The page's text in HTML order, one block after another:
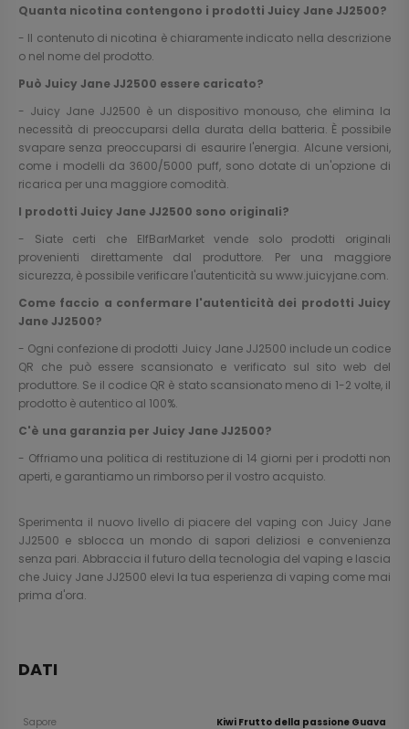
Quanta nicotina contengono i prodotti Juicy Jane JJ2500?
- Il contenuto di nicotina è chiaramente indicato nella descrizione
o nel nome del prodotto.
Può Juicy Jane JJ2500 essere caricato?
- Juicy Jane JJ2500 è un dispositivo monouso, che elimina la
necessità di preoccuparsi della durata della batteria. È possibile
svapare senza preoccuparsi di esaurire l'energia. Alcune versioni,
come i modelli da 3600/5000 puff, sono dotate di un'opzione di
ricarica per una maggiore comodità.
I prodotti Juicy Jane JJ2500 sono originali?
- Siate certi che ElfBarMarket vende solo prodotti originali
provenienti direttamente dal produttore. Per una maggiore
sicurezza, è possibile verificare l'autenticità su www.juicyjane.com.
Come faccio a confermare l'autenticità dei prodotti Juicy
Jane JJ2500?
- Ogni confezione di prodotti Juicy Jane JJ2500 include un codice
QR che può essere scansionato e verificato sul sito web del
produttore. Se il codice QR è stato scansionato meno di 1-2 volte, il
prodotto è autentico al 100%.
C'è una garanzia per Juicy Jane JJ2500?
- Offriamo una politica di restituzione di 14 giorni per i prodotti non
aperti, e garantiamo un rimborso per il vostro acquisto.
Sperimenta il nuovo livello di piacere del vaping con Juicy Jane
JJ2500 e sblocca un mondo di sapori deliziosi e convenienza
senza pari. Abbraccia il futuro della tecnologia del vaping e lascia
che Juicy Jane JJ2500 elevi la tua esperienza di vaping come mai
prima d'ora.
DATI
Sapore Kiwi Frutto della passione Guava